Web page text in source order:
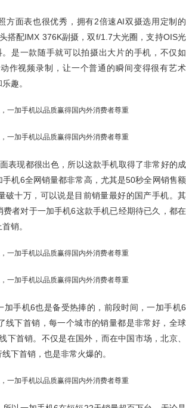
方面表也很优秀，拥有2倍速AI双摄选用定制的
搭配IMX 376K副摄，双f/1.7大光圈，支持OIS光
是一款随手就可以拍摄出大片的手机，不仅如
作视频录制，让一个普通的瞬间变得很有艺术
趣。
表现都很出色，所以这款手机取得了非常好的成
机6全网销量都非常高，尤其是50秒全网销售额
破十万，可以说是目前销量最好的国产手机。其
费者对于一加手机6这款手机已经期待已久，都在
销。
加手机6也是备受热捧的，前段时间，一加手机6
线下首销，每一个城市的销量都是非常好，全球
下首销。不仅是在国外，而在中国市场，北京、
下首销，也是非常火爆的。